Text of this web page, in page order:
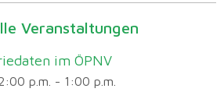
Veranstaltungen
im ÖPNV
p.m. - 1:00 p.m.